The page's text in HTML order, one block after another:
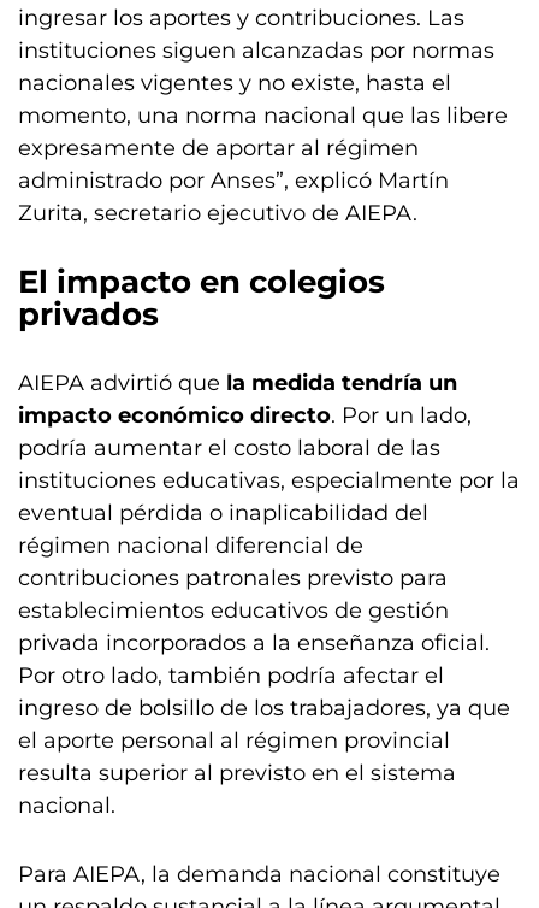
ingresar los aportes y contribuciones. Las
instituciones siguen alcanzadas por normas
nacionales vigentes y no existe, hasta el
momento, una norma nacional que las libere
expresamente de aportar al régimen
administrado por Anses”, explicó Martín
Zurita, secretario ejecutivo de AIEPA.
El impacto en colegios
privados
AIEPA advirtió que la medida tendría un
impacto económico directo. Por un lado,
podría aumentar el costo laboral de las
instituciones educativas, especialmente por la
eventual pérdida o inaplicabilidad del
régimen nacional diferencial de
contribuciones patronales previsto para
establecimientos educativos de gestión
privada incorporados a la enseñanza oficial.
Por otro lado, también podría afectar el
ingreso de bolsillo de los trabajadores, ya que
el aporte personal al régimen provincial
resulta superior al previsto en el sistema
nacional.
Para AIEPA, la demanda nacional constituye